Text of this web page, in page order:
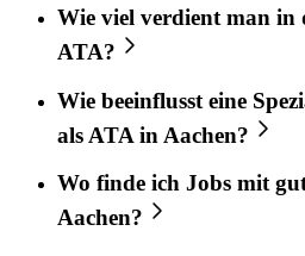
Wie viel verdient man in
ATA?
Wie beeinflusst eine
als ATA in Aachen?
Wo finde ich Jobs mit
Aachen?